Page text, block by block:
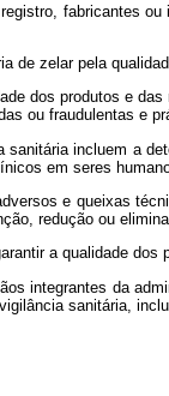
fabricantes
de zelar pela
dos produtos e
ou fraudulentas e
incluem a
em seres
e queixas
redução ou
a qualidade
integrantes da
sanitária,